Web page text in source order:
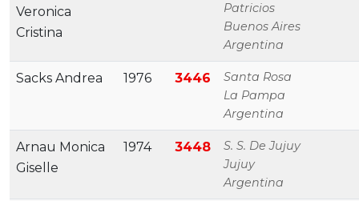
Veronica
Cristina
Patricios
Buenos Aires
Argentina
Sacks Andrea 1976 3446
Santa Rosa
La Pampa
Argentina
Arnau Monica
Giselle
1974 3448
S. S. De Jujuy
Jujuy
Argentina